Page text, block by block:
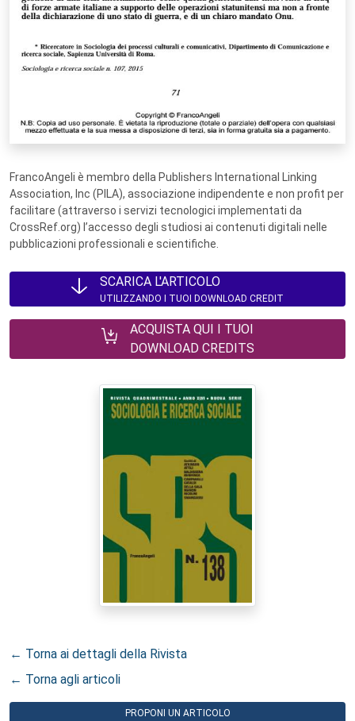
FrancoAngeli è membro della Publishers International Linking
Association, Inc (PILA), associazione indipendente e non profit per
facilitare (attraverso i servizi tecnologici implementati da
CrossRef.org) l’accesso degli studiosi ai contenuti digitali nelle
pubblicazioni professionali e scientifiche.
SCARICA L'ARTICOLO
UTILIZZANDO I TUOI DOWNLOAD CREDIT
ACQUISTA QUI I TUOI
DOWNLOAD CREDITS
← Torna ai dettagli della Rivista
← Torna agli articoli
PROPONI UN ARTICOLO